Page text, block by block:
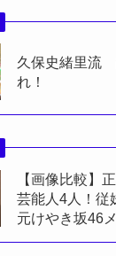
久保史緒里流
れ！
【画像比較】
芸能人4人！従
元けやき坂46